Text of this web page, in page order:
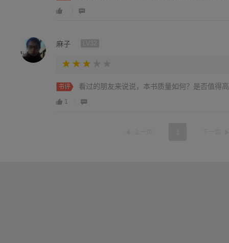
麻子
书评 看过的朋友来说说，本书质量如何？是否值
1